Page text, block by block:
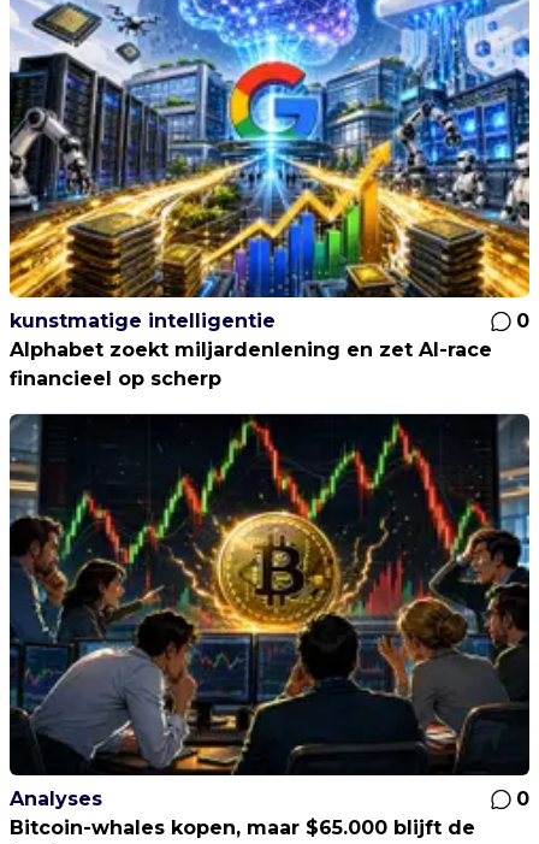
kunstmatige intelligentie
0
Alphabet zoekt miljardenlening en zet AI-race
financieel op scherp
Analyses
0
Bitcoin-whales kopen, maar $65.000 blijft de